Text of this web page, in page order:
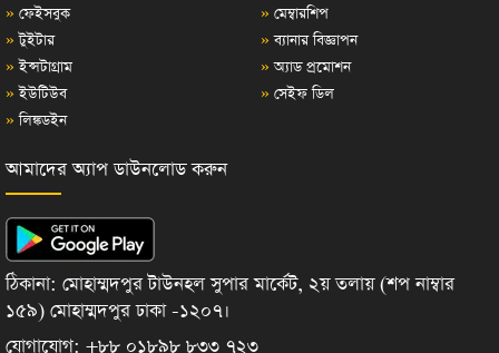
» ফেইসবুক
» টুইটার
» ইন্সটাগ্রাম
» ইউটিউব
» লিঙ্কডইন
» মেম্বারশিপ
» ব্যানার বিজ্ঞাপন
» অ্যাড প্রমোশন
» সেইফ ডিল
আমাদের অ্যাপ ডাউনলোড করুন
ঠিকানা: মোহাম্মদপুর টাউনহল সুপার মার্কেট, ২য় তলায় (শপ নাম্বার
১৫৯) মোহাম্মদপুর ঢাকা -১২০৭।
যোগাযোগ: +৮৮ ০১৮৯৮ ৮৩৩ ৭২৩